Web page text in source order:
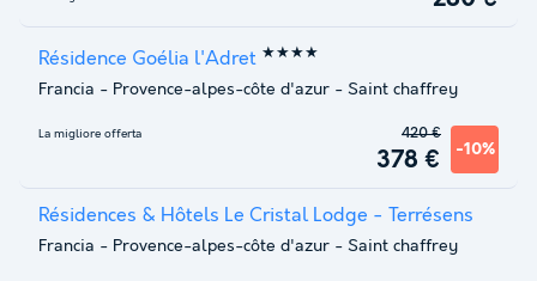
Résidence Goélia l'Adret ★★★★
Francia - Provence-alpes-côte d'azur - Saint chaffrey
La migliore offerta
378 € -10%
420 €
Résidences & Hôtels Le Cristal Lodge - Terrésens
Francia - Provence-alpes-côte d'azur - Saint chaffrey